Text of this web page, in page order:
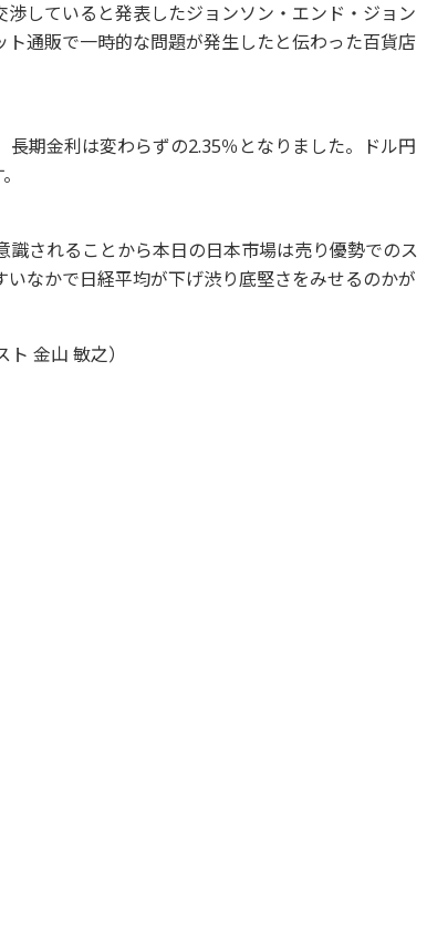
していると発表したジョンソン・エンド・ジョン
通販で一時的な問題が発生したと伝わった百貨店
期金利は変わらずの2.35％となりました。ドル円
されることから本日の日本市場は売り優勢でのス
なかで日経平均が下げ渋り底堅さをみせるのかが
金山 敏之）